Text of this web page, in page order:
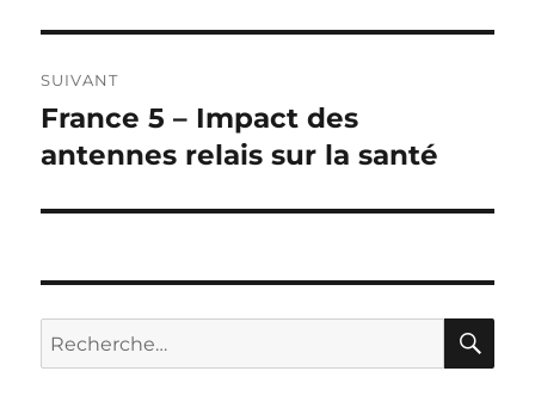
SUIVANT
Publication
suivante :
France 5 – Impact des
antennes relais sur la santé
Recherche
pour :